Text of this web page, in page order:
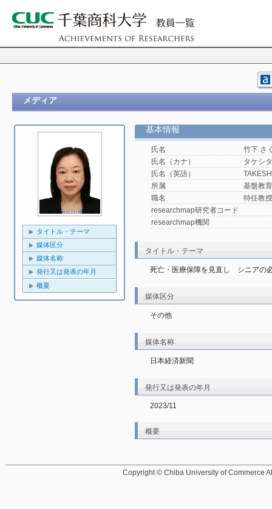
メディア
タイトル・テーマ
媒体区分
媒体名称
発行又は発表の年月
概要
基本情報
氏名
竹下 さ
氏名（カナ）
タケシ
氏名（英語）
所属
基盤教
職名
特任教授
researchmap研究者コード
researchmap機関
タイトル・テーマ
死亡・医療保障を見直し　シニアの
媒体区分
その他
媒体名称
日本経済新聞
発行又は発表の年月
2023/11
概要